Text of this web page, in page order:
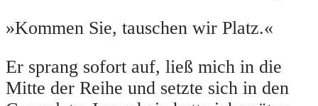
»Kommen Sie, tauschen wir Platz.«
Er sprang sofort auf, ließ mich in die
Mitte der Reihe und setzte sich in den